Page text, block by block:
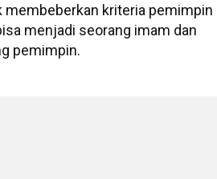
membeberkan kriteria pemimpin
menjadi seorang imam dan
pemimpin.